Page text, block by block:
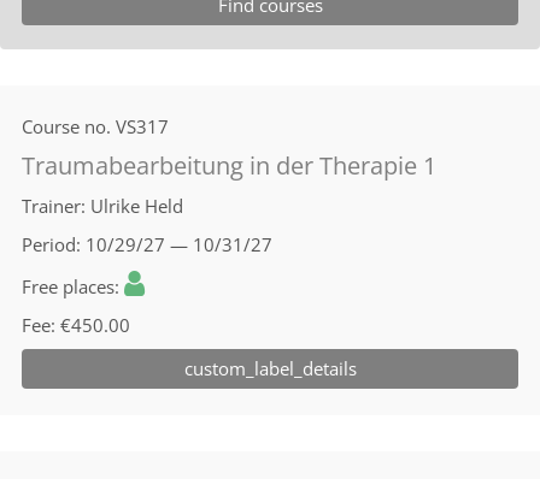
Course no. VS317
Traumabearbeitung in der Therapie 1
Trainer Ulrike Held
Period 10/29/27 — 10/31/27
Free places
Fee €450.00
custom_label_details